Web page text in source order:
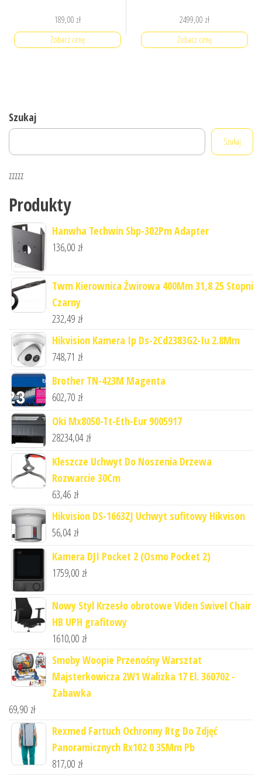
189,00 zł
Zobacz cenę
2499,00 zł
Zobacz cenę
Szukaj
Szukaj
zzzzz
Produkty
Hanwha Techwin Sbp-302Pm Adapter
136,00 zł
Twm Kierownica Żwirowa 400Mm 31,8 25 Stopni
Czarny
232,49 zł
Hikvision Kamera Ip Ds-2Cd2383G2-Iu 2.8Mm
748,71 zł
Brother TN-423M Magenta
602,70 zł
Oki Mx8050-Tt-Eth-Eur 9005917
28234,04 zł
Kleszcze Uchwyt Do Noszenia Drzewa
Rozwarcie 30Cm
63,46 zł
Hikvision DS-1663ZJ Uchwyt sufitowy Hikvison
56,04 zł
Kamera DJI Pocket 2 (Osmo Pocket 2)
1759,00 zł
Nowy Styl Krzesło obrotowe Viden Swivel Chair
HB UPH grafitowy
1610,00 zł
Smoby Woopie Przenośny Warsztat
Majsterkowicza 2W1 Walizka 17 El. 360702 -
Zabawka
69,90 zł
Rexmed Fartuch Ochronny Rtg Do Zdjęć
Panoramicznych Rx102 0 35Mm Pb
817,00 zł